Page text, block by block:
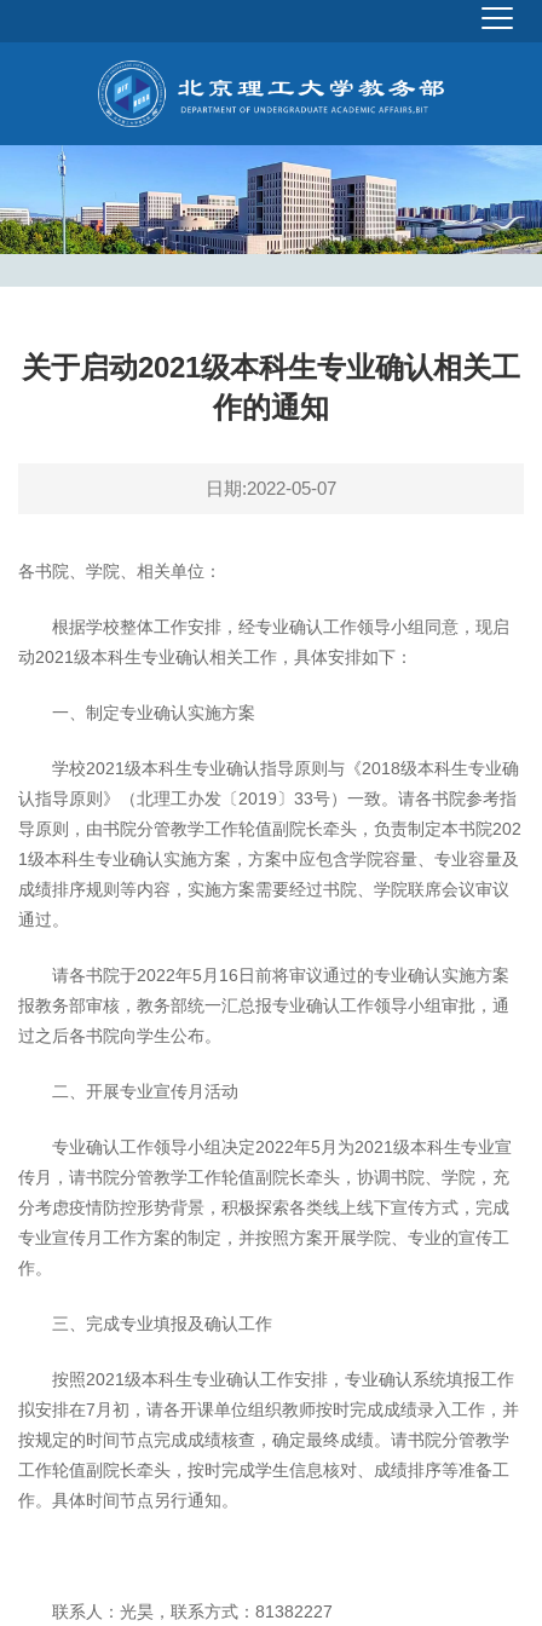
关于启动2021级本科生专业确认相关工
作的通知
日期:2022-05-07
各书院、学院、相关单位：
根据学校整体工作安排，经专业确认工作领导小组同意，现启
动2021级本科生专业确认相关工作，具体安排如下：
一、制定专业确认实施方案
学校2021级本科生专业确认指导原则与《2018级本科生专业确
认指导原则》（北理工办发〔2019〕33号）一致。请各书院参考指
导原则，由书院分管教学工作轮值副院长牵头，负责制定本书院202
1级本科生专业确认实施方案，方案中应包含学院容量、专业容量及
成绩排序规则等内容，实施方案需要经过书院、学院联席会议审议
通过。
请各书院于2022年5月16日前将审议通过的专业确认实施方案
报教务部审核，教务部统一汇总报专业确认工作领导小组审批，通
过之后各书院向学生公布。
二、开展专业宣传月活动
专业确认工作领导小组决定2022年5月为2021级本科生专业宣
传月，请书院分管教学工作轮值副院长牵头，协调书院、学院，充
分考虑疫情防控形势背景，积极探索各类线上线下宣传方式，完成
专业宣传月工作方案的制定，并按照方案开展学院、专业的宣传工
作。
三、完成专业填报及确认工作
按照2021级本科生专业确认工作安排，专业确认系统填报工作
拟安排在7月初，请各开课单位组织教师按时完成成绩录入工作，并
按规定的时间节点完成成绩核查，确定最终成绩。请书院分管教学
工作轮值副院长牵头，按时完成学生信息核对、成绩排序等准备工
作。具体时间节点另行通知。
联系人：光昊，联系方式：81382227